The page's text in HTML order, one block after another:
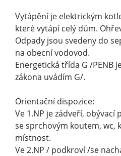
Vytápění je elektrickým
které vytápí celý dům.
Odpady jsou svedeny do
na obecní vodovod.
Energetická třída G /PENB
zákona uvádím G/.
Orientační dispozice:
Ve 1.NP je zádveří, obývací
se sprchovým koutem, wc,
místnost.
Ve 2.NP / podkroví /se